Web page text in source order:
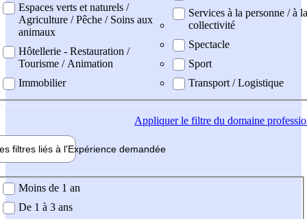
Espaces verts et naturels /
Agriculture / Pêche / Soins aux
animaux
Hôtellerie - Restauration /
Tourisme / Animation
Immobilier
Services à la personne / à la
collectivité
Spectacle
Sport
Transport / Logistique
Appliquerle filtre du domaine
filtres liés à l'Expérience demandée
demandée
Moins de 1 an
De 1 à 3 ans